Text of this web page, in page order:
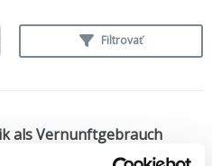
Filtrovať
als Vernunftgebrauch
BOOKS ON DEMAND